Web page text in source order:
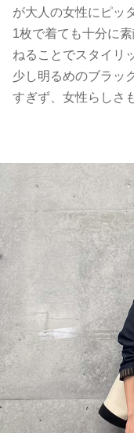
が大人の女性にピッ
1枚で着ても十分に
ねることでスタイリ
少し明るめのブラッ
すぎず、女性らしさ